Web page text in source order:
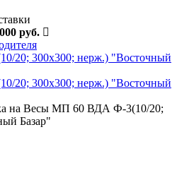
руб.
на Весы МП 60 ВДА Ф-3(10/20;
Базар"